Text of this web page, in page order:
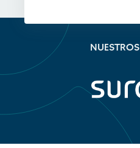
NUESTROS